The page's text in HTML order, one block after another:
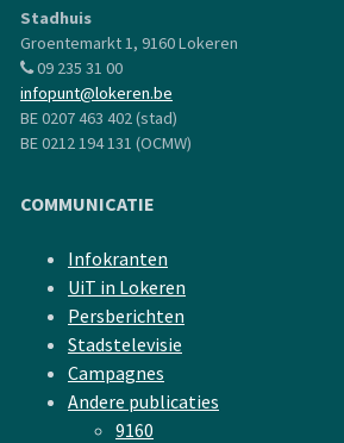
Stadhuis
Groentemarkt 1, 9160 Lokeren
09 235 31 00
infopunt@lokeren.be
BE 0207 463 402 (stad)
BE 0212 194 131 (OCMW)
COMMUNICATIE
Infokranten
UiT in Lokeren
Persberichten
Stadstelevisie
Campagnes
Andere publicaties
9160